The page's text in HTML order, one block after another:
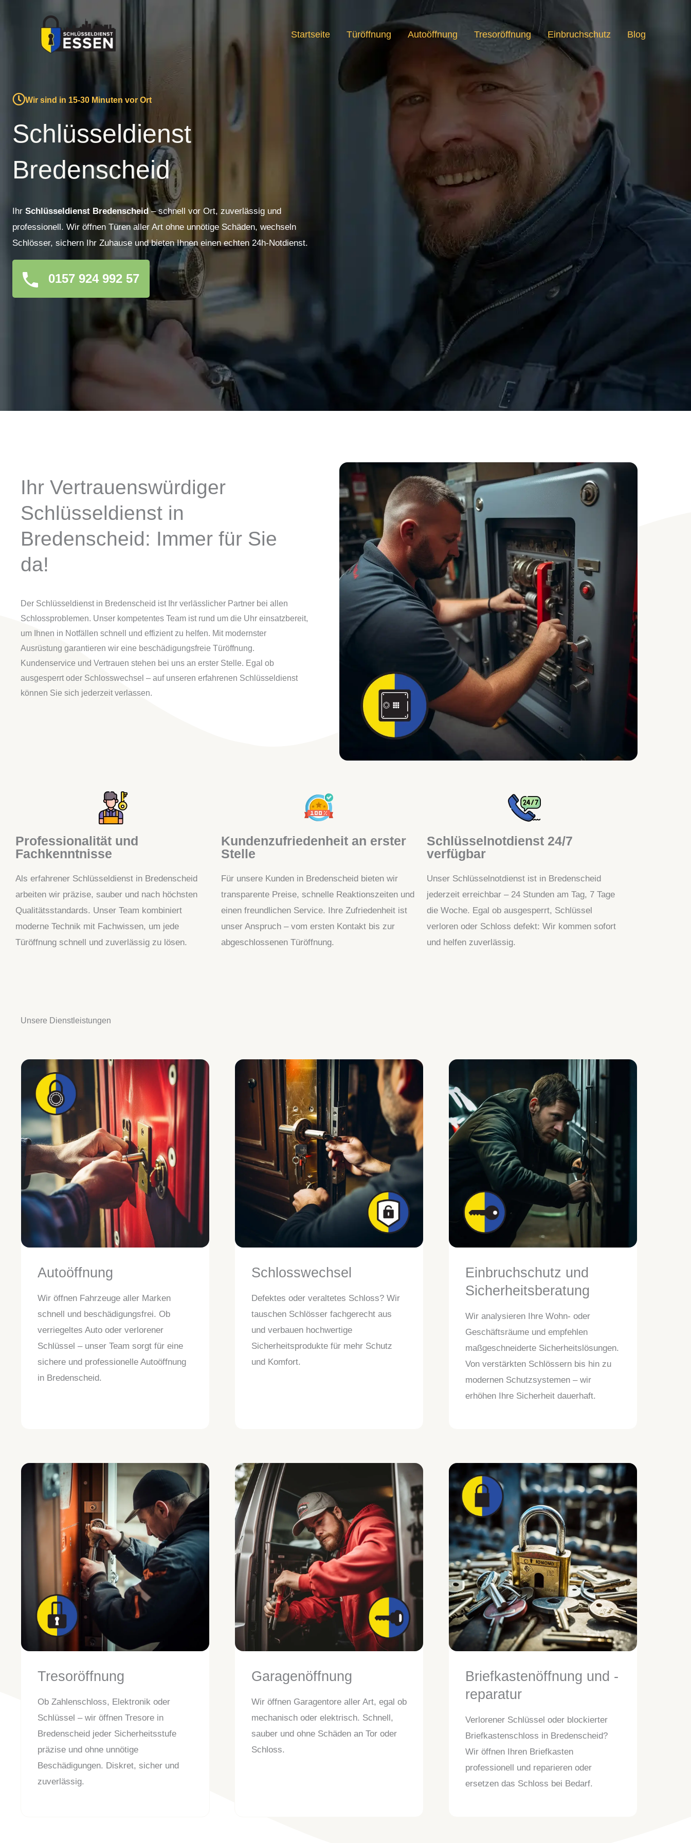
Startseite Türöffnung Autoöffnung Tresoröffnung Einbruchschutz Blog
Wir sind in 15-30 Minuten vor Ort
Schlüsseldienst
Bredenscheid
Ihr Schlüsseldienst Bredenscheid– schnell vor Ort, zuverlässig und
professionell. Wir öffnen Türen aller Art ohne unnötige Schäden, wechseln
Schlösser, sichern Ihr Zuhause und bieten Ihnen einen echten 24h-Notdienst.
0157 924 992 57
Ihr Vertrauenswürdiger
Schlüsseldienst in
Bredenscheid: Immer für Sie
da!
Der Schlüsseldienst in Bredenscheid ist Ihr verlässlicher Partner bei allen
Schlossproblemen. Unser kompetentes Team ist rund um die Uhr einsatzbereit,
um Ihnen in Notfällen schnell und effizient zu helfen. Mit modernster
Ausrüstung garantieren wir eine beschädigungsfreie Türöffnung.
Kundenservice und Vertrauen stehen bei uns an erster Stelle. Egal ob
ausgesperrt oder Schlosswechsel – auf unseren erfahrenen Schlüsseldienst
können Sie sich jederzeit verlassen.
Professionalität und
Fachkenntnisse
Als erfahrener Schlüsseldienst in Bredenscheid
arbeiten wir präzise, sauber und nach höchsten
Qualitätsstandards. Unser Team kombiniert
moderne Technik mit Fachwissen, um jede
Türöffnung schnell und zuverlässig zu lösen.
Kundenzufriedenheit an erster
Stelle
Für unsere Kunden in Bredenscheid bieten wir
transparente Preise, schnelle Reaktionszeiten und
einen freundlichen Service. Ihre Zufriedenheit ist
unser Anspruch – vom ersten Kontakt bis zur
abgeschlossenen Türöffnung.
Schlüsselnotdienst 24/7
verfügbar
Unser Schlüsselnotdienst ist in Bredenscheid
jederzeit erreichbar – 24 Stunden am Tag, 7 Tage
die Woche. Egal ob ausgesperrt, Schlüssel
verloren oder Schloss defekt: Wir kommen sofort
und helfen zuverlässig.
Unsere Dienstleistungen
Autoöffnung
Wir öffnen Fahrzeuge aller Marken
schnell und beschädigungsfrei. Ob
verriegeltes Auto oder verlorener
Schlüssel – unser Team sorgt für eine
sichere und professionelle Autoöffnung
in Bredenscheid.
Schlosswechsel
Defektes oder veraltetes Schloss? Wir
tauschen Schlösser fachgerecht aus
und verbauen hochwertige
Sicherheitsprodukte für mehr Schutz
und Komfort.
Einbruchschutz und
Sicherheitsberatung
Wir analysieren Ihre Wohn- oder
Geschäftsräume und empfehlen
maßgeschneiderte Sicherheitslösungen.
Von verstärkten Schlössern bis hin zu
modernen Schutzsystemen – wir
erhöhen Ihre Sicherheit dauerhaft.
Tresoröffnung
Ob Zahlenschloss, Elektronik oder
Schlüssel – wir öffnen Tresore in
Bredenscheid jeder Sicherheitsstufe
präzise und ohne unnötige
Beschädigungen. Diskret, sicher und
zuverlässig.
Garagenöffnung
Wir öffnen Garagentore aller Art, egal ob
mechanisch oder elektrisch. Schnell,
sauber und ohne Schäden an Tor oder
Schloss.
Briefkastenöffnung und -
reparatur
Verlorener Schlüssel oder blockierter
Briefkastenschloss in Bredenscheid?
Wir öffnen Ihren Briefkasten
professionell und reparieren oder
ersetzen das Schloss bei Bedarf.